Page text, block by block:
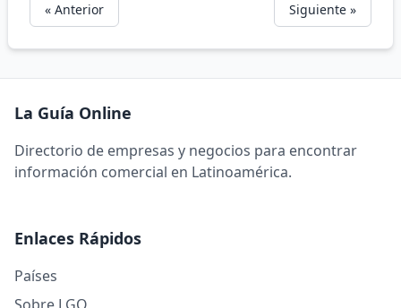
« Anterior Siguiente »
La Guía Online
Directorio de empresas y negocios para encontrar
información comercial en Latinoamérica.
Enlaces Rápidos
Países